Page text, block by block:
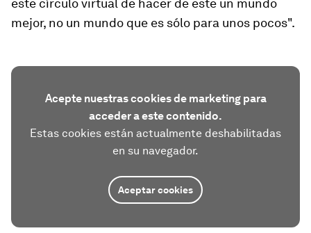
este círculo virtual de hacer de este un mundo
mejor, no un mundo que es sólo para unos pocos".
Acepte nuestras cookies de marketing para
acceder a este contenido.
Estas cookies están actualmente deshabilitadas
en su navegador.
Aceptar cookies